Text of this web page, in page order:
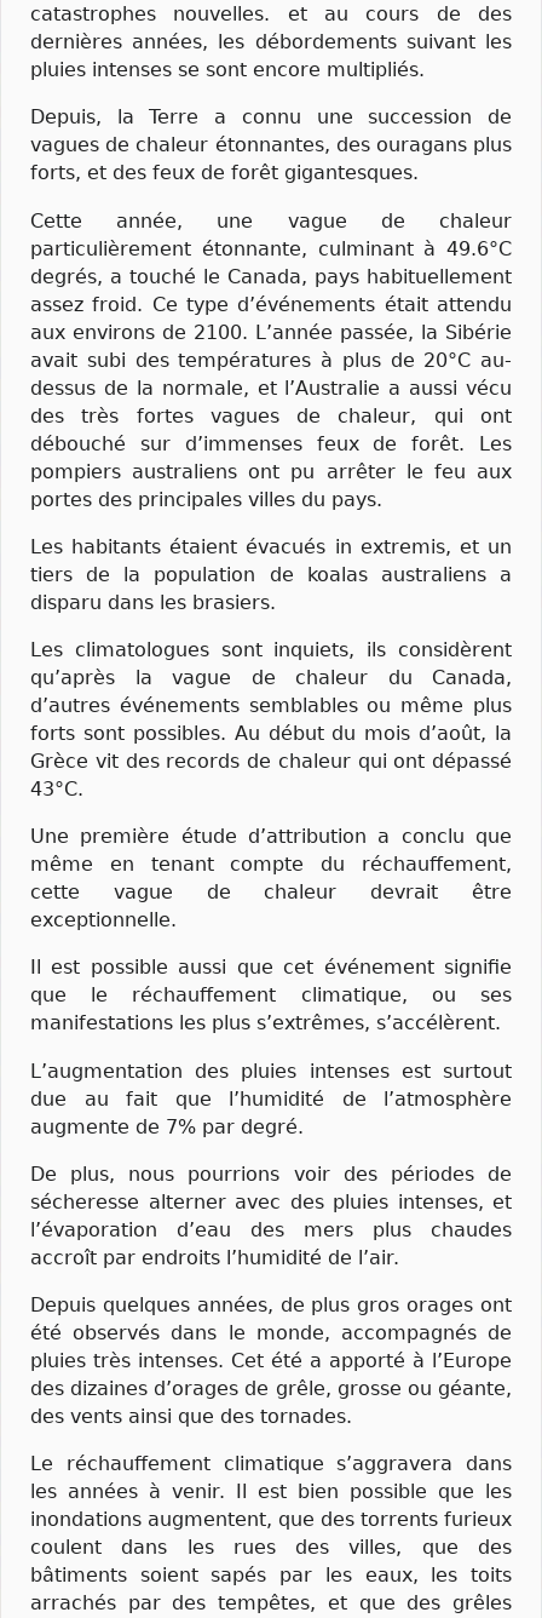
catastrophes nouvelles. et au cours de des
dernières années, les débordements suivant les
pluies intenses se sont encore multipliés.
Depuis, la Terre a connu une succession de
vagues de chaleur étonnantes, des ouragans plus
forts, et des feux de forêt gigantesques.
Cette année, une vague de chaleur
particulièrement étonnante, culminant à 49.6°C
degrés, a touché le Canada, pays habituellement
assez froid. Ce type d’événements était attendu
aux environs de 2100. L’année passée, la Sibérie
avait subi des températures à plus de 20°C au-
dessus de la normale, et l’Australie a aussi vécu
des très fortes vagues de chaleur, qui ont
débouché sur d’immenses feux de forêt. Les
pompiers australiens ont pu arrêter le feu aux
portes des principales villes du pays.
Les habitants étaient évacués in extremis, et un
tiers de la population de koalas australiens a
disparu dans les brasiers.
Les climatologues sont inquiets, ils considèrent
qu’après la vague de chaleur du Canada,
d’autres événements semblables ou même plus
forts sont possibles. Au début du mois d’août, la
Grèce vit des records de chaleur qui ont dépassé
43°C.
Une première étude d’attribution a conclu que
même en tenant compte du réchauffement,
cette vague de chaleur devrait être
exceptionnelle.
Il est possible aussi que cet événement signifie
que le réchauffement climatique, ou ses
manifestations les plus s’extrêmes, s’accélèrent.
L’augmentation des pluies intenses est surtout
due au fait que l’humidité de l’atmosphère
augmente de 7% par degré.
De plus, nous pourrions voir des périodes de
sécheresse alterner avec des pluies intenses, et
l’évaporation d’eau des mers plus chaudes
accroît par endroits l’humidité de l’air.
Depuis quelques années, de plus gros orages ont
été observés dans le monde, accompagnés de
pluies très intenses. Cet été a apporté à l’Europe
des dizaines d’orages de grêle, grosse ou géante,
des vents ainsi que des tornades.
Le réchauffement climatique s’aggravera dans
les années à venir. Il est bien possible que les
inondations augmentent, que des torrents furieux
coulent dans les rues des villes, que des
bâtiments soient sapés par les eaux, les toits
arrachés par des tempêtes, et que des grêles